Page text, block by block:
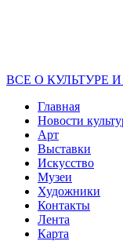
ВСЕ О КУЛЬТУРЕ
Главная
Новости
Арт
Выставки
Искусство
Музеи
Художники
Контакты
Лента
Карта